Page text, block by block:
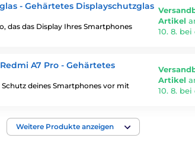
- Gehärtetes Displayschutzglas
das das Display Ihres Smartphones
Artikel
10. 8. bei
A7 Pro - Gehärtetes
deines Smartphones vor mit
Artikel
10. 8. bei
Weitere Produkte anzeigen